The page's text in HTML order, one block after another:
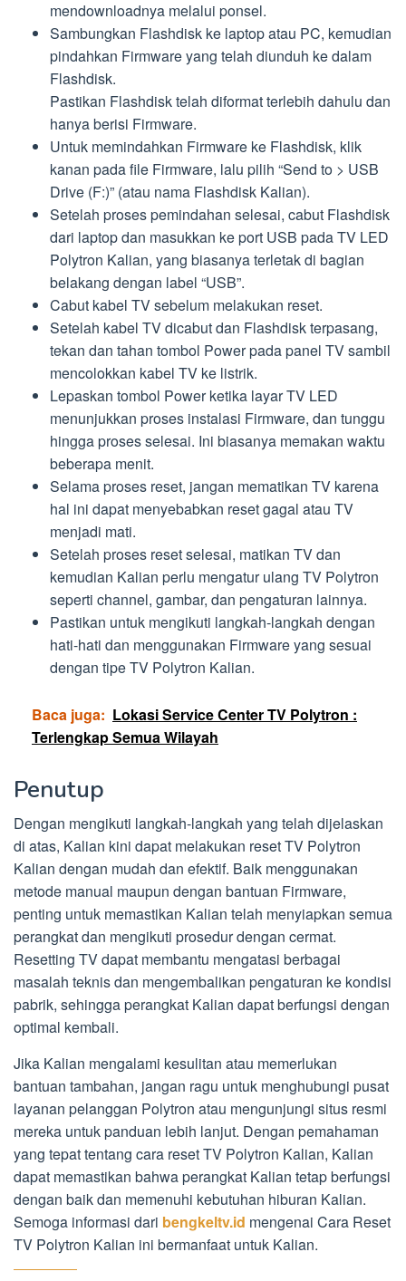
mendownloadnya melalui ponsel.
Sambungkan Flashdisk ke laptop atau PC, kemudian
pindahkan Firmware yang telah diunduh ke dalam
Flashdisk.
Pastikan Flashdisk telah diformat terlebih dahulu dan
hanya berisi Firmware.
Untuk memindahkan Firmware ke Flashdisk, klik
kanan pada file Firmware, lalu pilih “Send to > USB
Drive (F:)” (atau nama Flashdisk Kalian).
Setelah proses pemindahan selesai, cabut Flashdisk
dari laptop dan masukkan ke port USB pada TV LED
Polytron Kalian, yang biasanya terletak di bagian
belakang dengan label “USB”.
Cabut kabel TV sebelum melakukan reset.
Setelah kabel TV dicabut dan Flashdisk terpasang,
tekan dan tahan tombol Power pada panel TV sambil
mencolokkan kabel TV ke listrik.
Lepaskan tombol Power ketika layar TV LED
menunjukkan proses instalasi Firmware, dan tunggu
hingga proses selesai. Ini biasanya memakan waktu
beberapa menit.
Selama proses reset, jangan mematikan TV karena
hal ini dapat menyebabkan reset gagal atau TV
menjadi mati.
Setelah proses reset selesai, matikan TV dan
kemudian Kalian perlu mengatur ulang TV Polytron
seperti channel, gambar, dan pengaturan lainnya.
Pastikan untuk mengikuti langkah-langkah dengan
hati-hati dan menggunakan Firmware yang sesuai
dengan tipe TV Polytron Kalian.
Baca juga: Lokasi Service Center TV Polytron :
Terlengkap Semua Wilayah
Penutup
Dengan mengikuti langkah-langkah yang telah dijelaskan
di atas, Kalian kini dapat melakukan reset TV Polytron
Kalian dengan mudah dan efektif. Baik menggunakan
metode manual maupun dengan bantuan Firmware,
penting untuk memastikan Kalian telah menyiapkan semua
perangkat dan mengikuti prosedur dengan cermat.
Resetting TV dapat membantu mengatasi berbagai
masalah teknis dan mengembalikan pengaturan ke kondisi
pabrik, sehingga perangkat Kalian dapat berfungsi dengan
optimal kembali.
Jika Kalian mengalami kesulitan atau memerlukan
bantuan tambahan, jangan ragu untuk menghubungi pusat
layanan pelanggan Polytron atau mengunjungi situs resmi
mereka untuk panduan lebih lanjut. Dengan pemahaman
yang tepat tentang cara reset TV Polytron Kalian, Kalian
dapat memastikan bahwa perangkat Kalian tetap berfungsi
dengan baik dan memenuhi kebutuhan hiburan Kalian.
Semoga informasi dari bengkeltv.id mengenai Cara Reset
TV Polytron Kalian ini bermanfaat untuk Kalian.